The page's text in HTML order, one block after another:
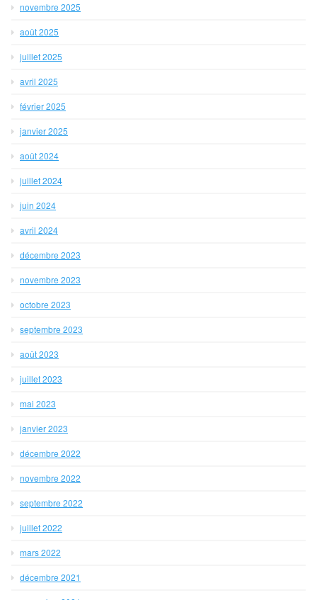
novembre 2025
août 2025
juillet 2025
avril 2025
février 2025
janvier 2025
août 2024
juillet 2024
juin 2024
avril 2024
décembre 2023
novembre 2023
octobre 2023
septembre 2023
août 2023
juillet 2023
mai 2023
janvier 2023
décembre 2022
novembre 2022
septembre 2022
juillet 2022
mars 2022
décembre 2021